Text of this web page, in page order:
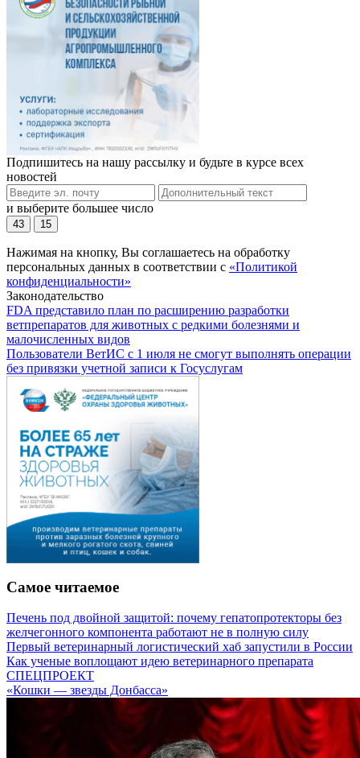
Подпишитесь на нашу рассылку и будьте в курсе всех
новостей
и выберите большее число
43 15
Нажимая на кнопку, Вы соглашаетесь на обработку
персональных данных в соответствии с «Политикой
конфиденциальности»
Законодательство
FDA представило план по расширению разработки
ветпрепаратов для животных с редкими болезнями и
малочисленных видов
Пользователи ВетИС с 1 июля не смогут выполнять операции
без привязки учетной записи к Госуслугам
Самое читаемое
Печень под двойной защитой: почему гепатопротекторы без
желчегонного компонента работают не в полную силу
Первый ветеринарный логистический хаб запустили в России
Как ученые воплощают идею ветеринарного препарата
СПЕЦПРОЕКТ
«Кошки — звезды Донбасса»